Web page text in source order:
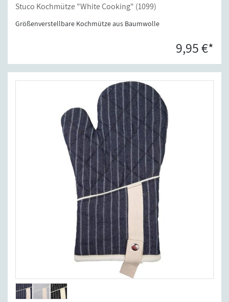
Stuco Kochmütze "White Cooking" (1099)
Größenverstellbare Kochmütze aus Baumwolle
9,95 €*